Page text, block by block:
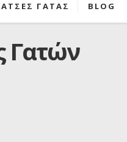
ΓΑΤΑΣ BLOG
Γατών